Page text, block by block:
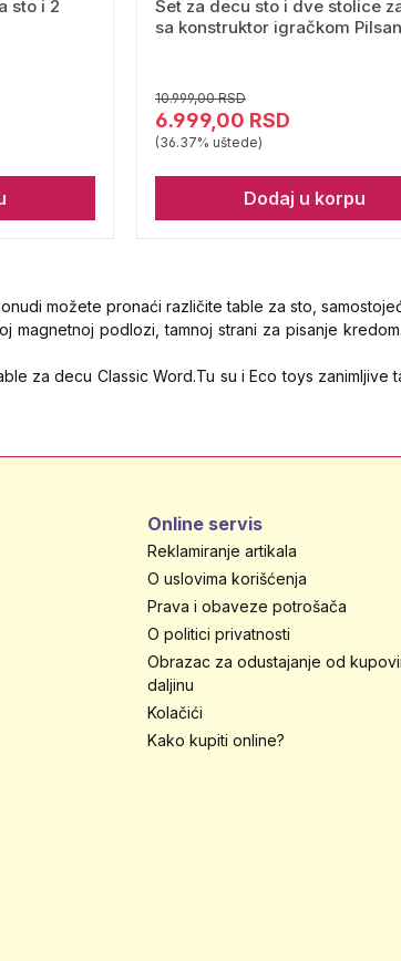
sto i 2
Set za decu sto i dve stolice
sa konstruktor igračkom Pilsan
10.999,00 RSD
6.999,00 RSD
(36.37% uštede)
Dodaj u korpu
možete pronaći različite table za sto,
magnetnoj podlozi, tamnoj strani za pisanje kredom.
za decu Classic Word.Tu su i Eco toys
Online servis
Reklamiranje artikala
O uslovima korišćenja
Prava i obaveze potrošača
O politici privatnosti
Obrazac za odustajanje od
daljinu
Kolačići
Kako kupiti online?